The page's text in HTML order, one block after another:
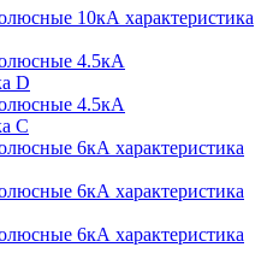
10кА характеристика
4.5кА
D
4.5кА
С
6кА характеристика
6кА характеристика
6кА характеристика